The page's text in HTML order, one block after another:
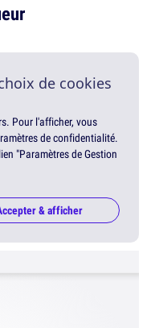
de cookies
Pour l'afficher, vous
de confidentialité.
"Paramètres de Gestion
& afficher